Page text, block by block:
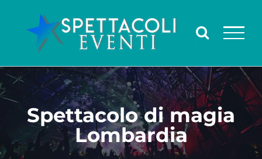
contenuto
Spettacolo di magia
Lombardia